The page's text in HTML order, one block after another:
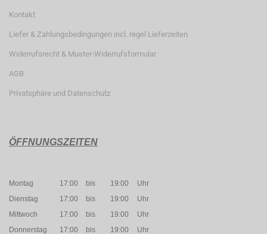
Kontakt
Liefer & Zahlungsbedingungen incl. regel Lieferzeiten
Widerrufsrecht & Muster-Widerrufsformular
AGB
Privatsphäre und Datenschutz
ÖFFNUNGSZEITEN
Montag 17:00 bis 19:00
Uhr
Dienstag
17:00 bis 19:00
Uhr
Mittwoch
17:00 bis 19:00
Uhr
Donnerstag
17:00 bis 19:00 Uhr